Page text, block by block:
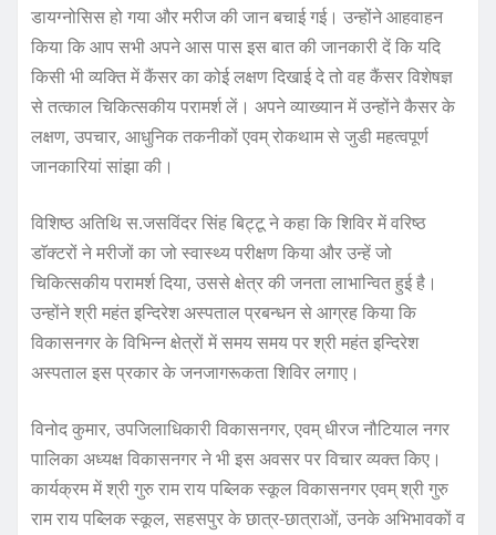
डायग्नोसिस हो गया और मरीज की जान बचाई गई। उन्होंने आहवाहन
किया कि आप सभी अपने आस पास इस बात की जानकारी दें कि यदि
किसी भी व्यक्ति में कैंसर का कोई लक्षण दिखाई दे तो वह कैंसर विशेषज्ञ
से तत्काल चिकित्सकीय परामर्श लें। अपने व्याख्यान में उन्होंने कैसर के
लक्षण, उपचार, आधुनिक तकनीकों एवम् रोकथाम से जुडी महत्वपूर्ण
जानकारियां सांझा की।
विशिष्ठ अतिथि स.जसविंदर सिंह बिट्टू ने कहा कि शिविर में वरिष्ठ
डाॅक्टरों ने मरीजों का जो स्वास्थ्य परीक्षण किया और उन्हें जो
चिकित्सकीय परामर्श दिया, उससे क्षेत्र की जनता लाभान्वित हुई है।
उन्होंने श्री महंत इन्दिरेश अस्पताल प्रबन्धन से आग्रह किया कि
विकासनगर के विभिन्न क्षेत्रों में समय समय पर श्री महंत इन्दिरेश
अस्पताल इस प्रकार के जनजागरूकता शिविर लगाए।
विनोद कुमार, उपजिलाधिकारी विकासनगर, एवम् धीरज नौटियाल नगर
पालिका अध्यक्ष विकासनगर ने भी इस अवसर पर विचार व्यक्त किए।
कार्यक्रम में श्री गुरु राम राय पब्लिक स्कूल विकासनगर एवम् श्री गुरु
राम राय पब्लिक स्कूल, सहसपुर के छात्र-छात्राओं, उनके अभिभावकों व